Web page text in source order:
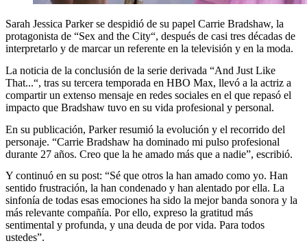
Sarah Jessica Parker se despidió de su papel Carrie Bradshaw, la
protagonista de “Sex and the City“, después de casi tres décadas de
interpretarlo y de marcar un referente en la televisión y en la moda.
La noticia de la conclusión de la serie derivada “And Just Like
That...“, tras su tercera temporada en HBO Max, llevó a la actriz a
compartir un extenso mensaje en redes sociales en el que repasó el
impacto que Bradshaw tuvo en su vida profesional y personal.
En su publicación, Parker resumió la evolución y el recorrido del
personaje. “Carrie Bradshaw ha dominado mi pulso profesional
durante 27 años. Creo que la he amado más que a nadie”, escribió.
Y continuó en su post: “Sé que otros la han amado como yo. Han
sentido frustración, la han condenado y han alentado por ella. La
sinfonía de todas esas emociones ha sido la mejor banda sonora y la
más relevante compañía. Por ello, expreso la gratitud más
sentimental y profunda, y una deuda de por vida. Para todos
ustedes”.